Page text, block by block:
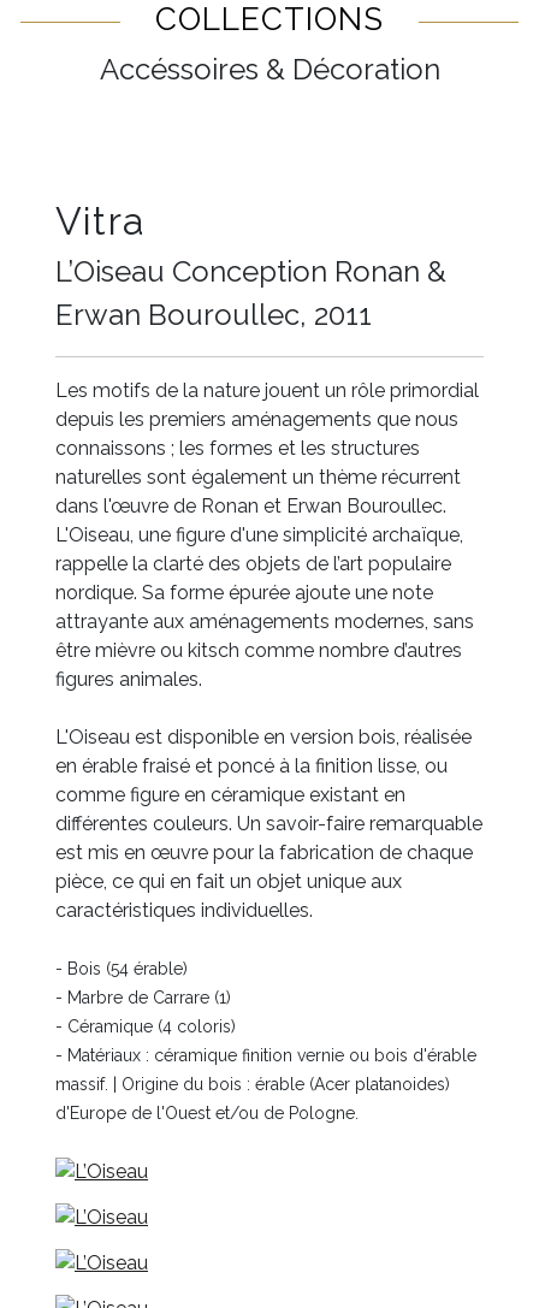
COLLECTIONS
Accéssoires & Décoration
Vitra
L’Oiseau Conception Ronan &
Erwan Bouroullec, 2011
Les motifs de la nature jouent un rôle primordial
depuis les premiers aménagements que nous
connaissons ; les formes et les structures
naturelles sont également un thème récurrent
dans l'œuvre de Ronan et Erwan Bouroullec.
L'Oiseau, une figure d'une simplicité archaïque,
rappelle la clarté des objets de l’art populaire
nordique. Sa forme épurée ajoute une note
attrayante aux aménagements modernes, sans
être mièvre ou kitsch comme nombre d’autres
figures animales.
L'Oiseau est disponible en version bois, réalisée
en érable fraisé et poncé à la finition lisse, ou
comme figure en céramique existant en
différentes couleurs. Un savoir-faire remarquable
est mis en œuvre pour la fabrication de chaque
pièce, ce qui en fait un objet unique aux
caractéristiques individuelles.
- Bois (54 érable)
- Marbre de Carrare (1)
- Céramique (4 coloris)
- Matériaux : céramique finition vernie ou bois d'érable
massif. | Origine du bois : érable (Acer platanoides)
d'Europe de l'Ouest et/ou de Pologne.